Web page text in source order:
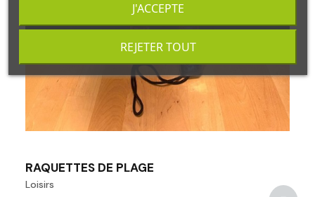
RAQUETTES DE PLAGE
Loisirs
REJETER TOUT
J'ACCEPTE